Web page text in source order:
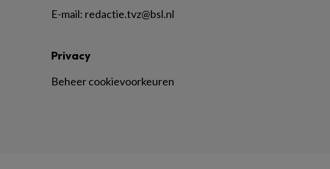
E-mail: redactie.tvz@bsl.nl
Privacy
Beheer cookievoorkeuren